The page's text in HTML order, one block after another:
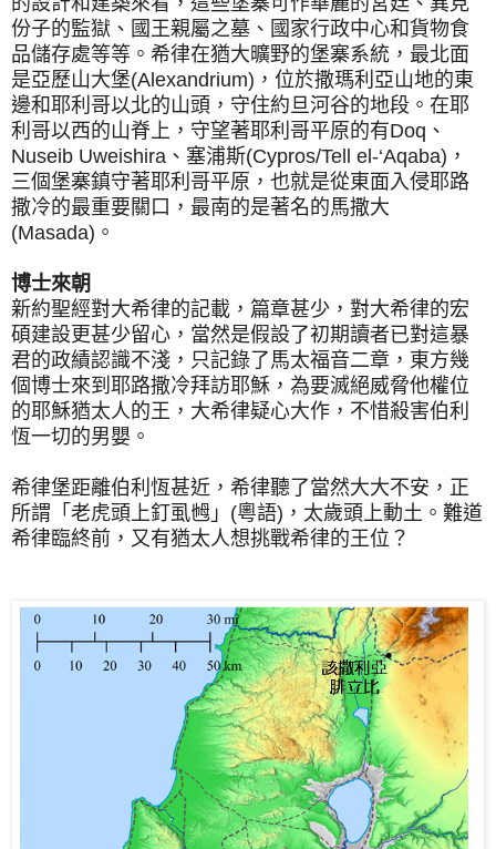
份子的監獄、國王親屬之墓、國家行政中心和貨物食
品儲存處等等。希律在猶大曠野的堡寨系統，最北面
是亞歷山大堡(Alexandrium)，位於撒瑪利亞山地的東
邊和耶利哥以北的山頭，守住約旦河谷的地段。在耶
利哥以西的山脊上，守望著耶利哥平原的有Doq、
Nuseib Uweishira、塞浦斯(Cypros/Tell el-‘Aqaba)，
三個堡寨鎮守著耶利哥平原，也就是從東面入侵耶路
撒冷的最重要關口，最南的是著名的馬撒大
(Masada)。
博士來朝
新約聖經對大希律的記載，篇章甚少，對大希律的宏
碩建設更甚少留心，當然是假設了初期讀者已對這暴
君的政績認識不淺，只記錄了馬太福音二章，東方幾
個博士來到耶路撒冷拜訪耶穌，為要滅絕威脅他權位
的耶穌猶太人的王，大希律疑心大作，不惜殺害伯利
恆一切的男嬰。
希律堡距離伯利恆甚近，希律聽了當然大大不安，正
所謂「老虎頭上釘虱乸」(粵語)，太歲頭上動土。難道
希律臨終前，又有猶太人想挑戰希律的王位？